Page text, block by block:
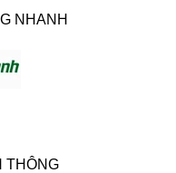
NHANH
THÔNG